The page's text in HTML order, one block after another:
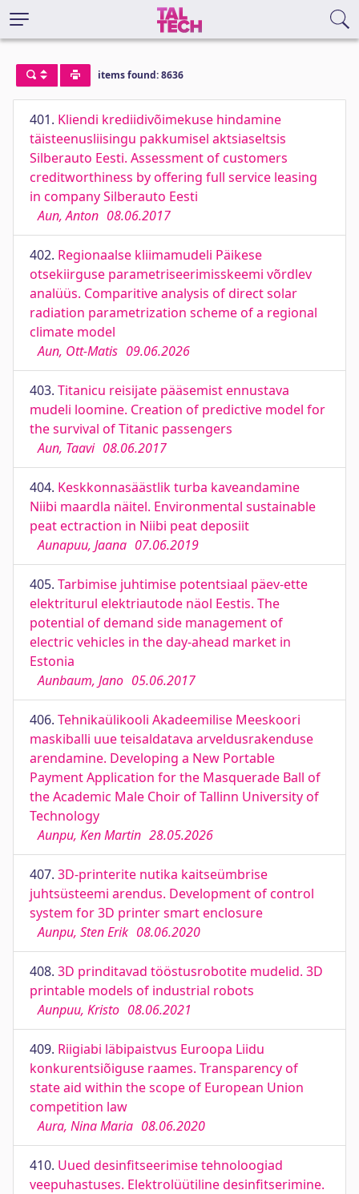
items found: 8636
401. Kliendi krediidivõimekuse hindamine
täisteenusliisingu pakkumisel aktsiaseltsis
Silberauto Eesti. Assessment of customers
creditworthiness by offering full service leasing
in company Silberauto Eesti
Aun, Anton 08.06.2017
402. Regionaalse kliimamudeli Päikese
otsekiirguse parametriseerimisskeemi võrdlev
analüüs. Comparitive analysis of direct solar
radiation parametrization scheme of a regional
climate model
Aun, Ott-Matis 09.06.2026
403. Titanicu reisijate pääsemist ennustava
mudeli loomine. Creation of predictive model for
the survival of Titanic passengers
Aun, Taavi 08.06.2017
404. Keskkonnasäästlik turba kaveandamine
Niibi maardla näitel. Environmental sustainable
peat ectraction in Niibi peat deposiit
Aunapuu, Jaana 07.06.2019
405. Tarbimise juhtimise potentsiaal päev-ette
elektriturul elektriautode näol Eestis. The
potential of demand side management of
electric vehicles in the day-ahead market in
Estonia
Aunbaum, Jano 05.06.2017
406. Tehnikaülikooli Akadeemilise Meeskoori
maskiballi uue teisaldatava arveldusrakenduse
arendamine. Developing a New Portable
Payment Application for the Masquerade Ball of
the Academic Male Choir of Tallinn University of
Technology
Aunpu, Ken Martin 28.05.2026
407. 3D-printerite nutika kaitseümbrise
juhtsüsteemi arendus. Development of control
system for 3D printer smart enclosure
Aunpu, Sten Erik 08.06.2020
408. 3D prinditavad tööstusrobotite mudelid. 3D
printable models of industrial robots
Aunpuu, Kristo 08.06.2021
409. Riigiabi läbipaistvus Euroopa Liidu
konkurentsiõiguse raames. Transparency of
state aid within the scope of European Union
competition law
Aura, Nina Maria 08.06.2020
410. Uued desinfitseerimise tehnoloogiad
veepuhastuses. Elektrolüütiline desinfitserimine.